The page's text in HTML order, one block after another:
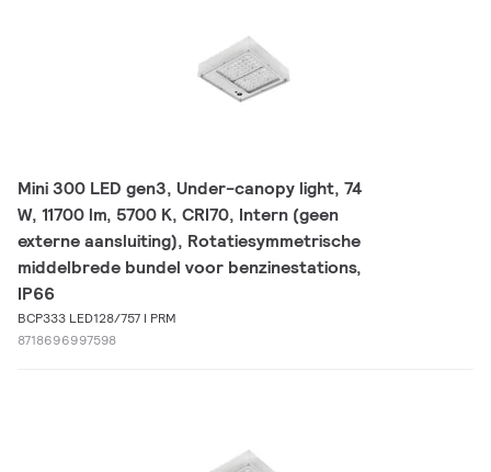
Mini 300 LED gen3, Under-canopy light, 74
W, 11700 lm, 5700 K, CRI70, Intern (geen
externe aansluiting), Rotatiesymmetrische
middelbrede bundel voor benzinestations,
IP66
BCP333 LED128/757 I PRM
8718696997598